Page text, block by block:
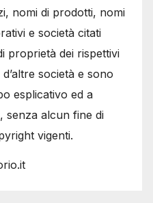
nomi di prodotti, nomi
e società citati
proprietà dei rispettivi
società e sono
esplicativo ed a
senza alcun fine di
vigenti.